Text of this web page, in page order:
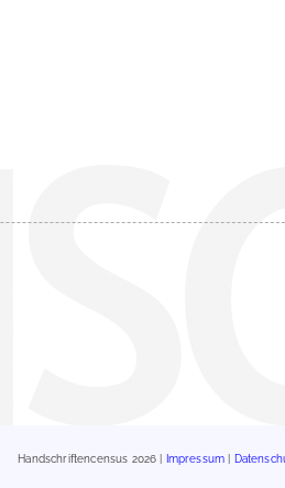
Handschriftencensus 2026 | Impressum